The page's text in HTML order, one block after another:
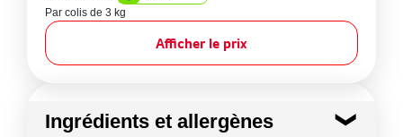
Par colis de 3 kg
Afficher le prix
Ingrédients et allergènes